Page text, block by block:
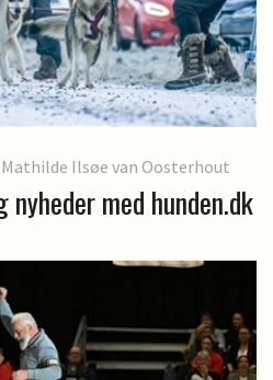
Ilsøe van Oosterhout
med hunden.dk